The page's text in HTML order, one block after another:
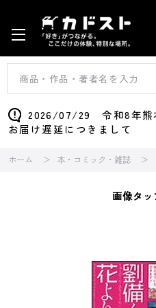
2026/07/29 令和8年熊
お届け遅延につきまして
ホーム 本・コミック・雑誌
画像タ